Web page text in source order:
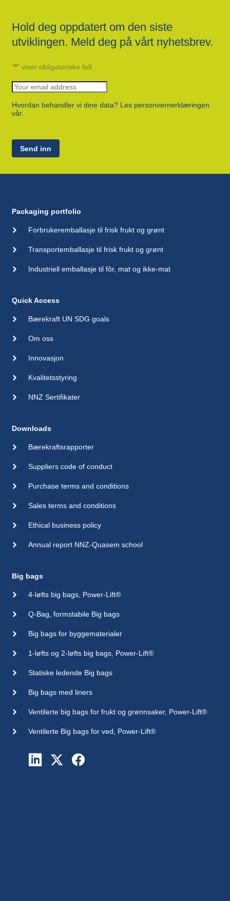
Hold deg oppdatert om den siste
utviklingen. Meld deg på vårt nyhetsbrev.
"*" viser obligatoriske felt
Hvordan behandler vi dine data? Les personvernerklæringen
vår.
Send inn
Packaging portfolio
Forbrukeremballasje til frisk frukt og grønt
Transportemballasje til frisk frukt og grønt
Industriell emballasje til fôr, mat og ikke-mat
Quick Access
Bærekraft UN SDG goals
Om oss
Innovasjon
Kvalitetsstyring
NNZ Sertifikater
Downloads
Bærekraftsrapporter
Suppliers code of conduct
Purchase terms and conditions
Sales terms and conditions
Ethical business policy
Annual report NNZ-Quasem school
Big bags
4-løfts big bags, Power-Lift®
Q-Bag, formstabile Big bags
Big bags for byggematerialer
1-løfts og 2-løfts big bags, Power-Lift®
Statiske ledende Big bags
Big bags med liners
Ventilerte big bags for frukt og grønnsaker, Power-Lift®
Ventilerte Big bags for ved, Power-Lift®